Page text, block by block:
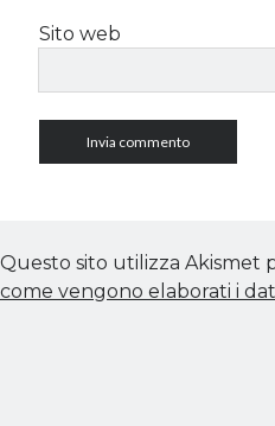
Sito web
Questo sito utilizza Akismet
come vengono elaborati i